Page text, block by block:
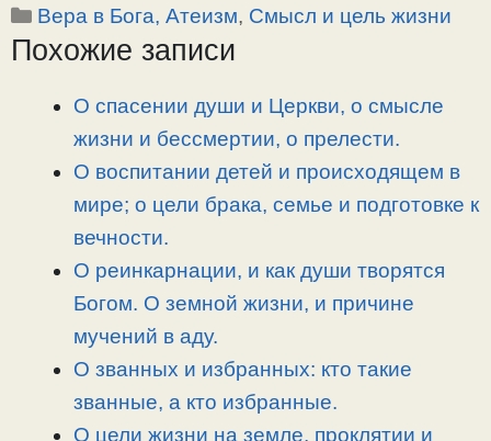
p
y
l
e
r
c
e
o
р
в
и
Рубрики
Вера в Бога, Атеизм, Смысл и цель жизни
Похожие записи
О спасении души и Церкви, о смысле
жизни и бессмертии, о прелести.
О воспитании детей и происходящем в
мире; о цели брака, семье и подготовке к
вечности.
О реинкарнации, и как души творятся
Богом. О земной жизни, и причине
мучений в аду.
О званных и избранных: кто такие
званные, а кто избранные.
О цели жизни на земле, проклятии и